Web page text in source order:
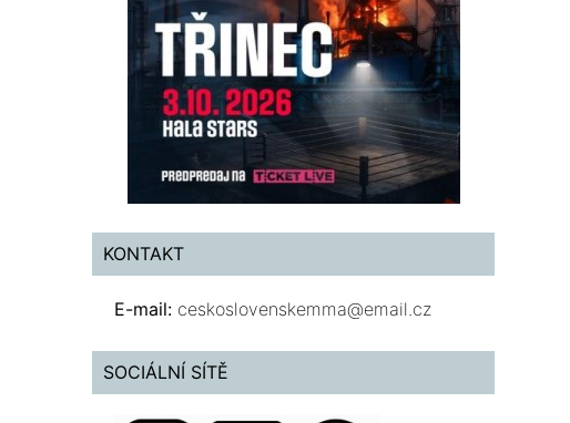
KONTAKT
E-mail: ceskoslovenskemma@email.cz
SOCIÁLNÍ SÍTĚ